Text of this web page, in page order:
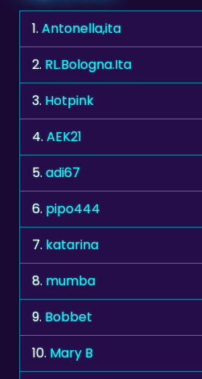
1.Antonella,ita
2. RL.Bologna.Ita
3. Hotpink
4.AEK21
5.adi67
6. pipo444
7. katarina
8. mumba
9. Bobbet
10. Mary B